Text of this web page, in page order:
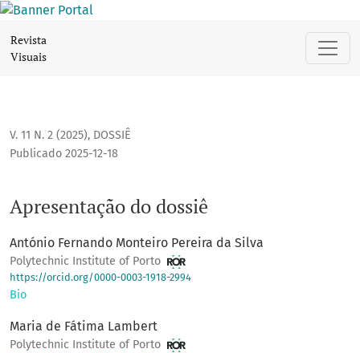
Revista
Visuais
V. 11 N. 2 (2025), DOSSIÊ
Apresentação do dossiê
Publicado 2025-12-18
António Fernando Monteiro Pereira da Silva
Polytechnic Institute of Porto
https://orcid.org/0000-0003-1918-2994
Bio
Maria de Fátima Lambert
Polytechnic Institute of Porto